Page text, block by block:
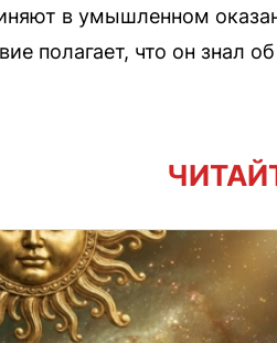
в умышленном
полагает, что он знал